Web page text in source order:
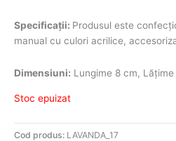
Specificații: Produsul este
manual cu culori acrilice,
Dimensiuni: Lungime 8 cm,
Stoc epuizat
Cod produs: LAVANDA_17